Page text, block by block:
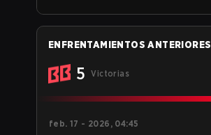
ENFRENTAMIENTOS ANTERIORES
5 Victorias
feb. 17 - 2026, 04:45